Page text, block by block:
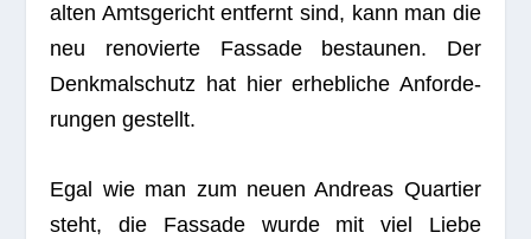
alten Amts­ge­richt ent­fernt sind, kann man die
neu reno­vierte Fas­sade bestau­nen. Der
Denk­mal­schutz hat hier erheb­li­che Anfor­de­
run­gen gestellt.
Egal wie man zum neuen Andreas Quar­tier
steht, die Fas­sade wurde mit viel Liebe